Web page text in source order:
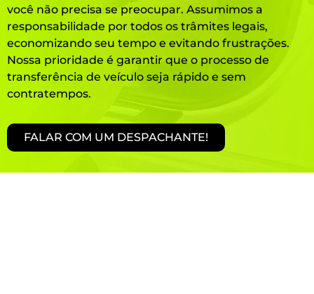
você não precisa se preocupar. Assumimos a
responsabilidade por todos os trâmites legais,
economizando seu tempo e evitando frustrações.
Nossa prioridade é garantir que o processo de
transferência de veículo seja rápido e sem
contratempos.
FALAR COM UM DESPACHANTE!